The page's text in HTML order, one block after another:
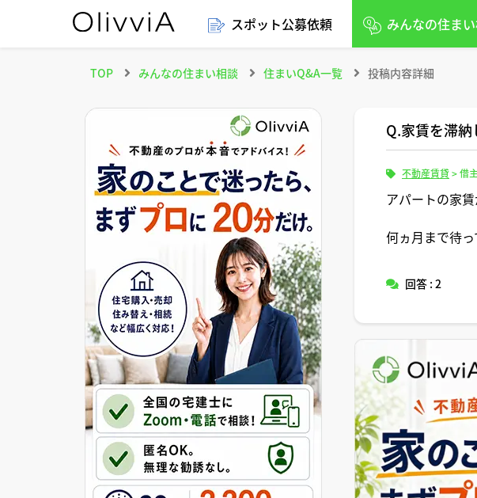
スポット公募依頼 みんなの住ま
TOP みんなの住まい相談 住まいQ&A一覧 投稿内容詳細
Q.家賃を滞
不動産賃貸>借
アパートの家
何ヵ月まで待
回答 : 2